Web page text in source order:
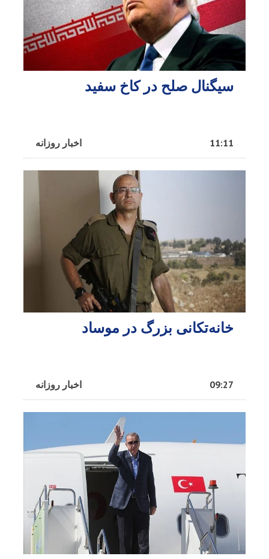
سیگنال صلح در کاخ سفید
اخبار روزانه 11:11
خانه‌تکانی بزرگ در موساد
اخبار روزانه 09:27